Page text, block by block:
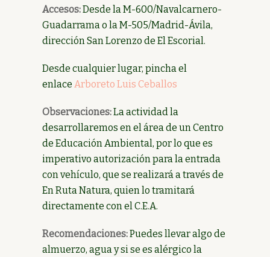
Accesos:Desde la M-600/Navalcarnero-
Guadarrama o la M-505/Madrid-Ávila,
dirección San Lorenzo de El Escorial.
Desde cualquier lugar, pincha el
enlace Arboreto Luis Ceballos
Observaciones:La actividad la
desarrollaremos en el área de un Centro
de Educación Ambiental, por lo que es
imperativo autorización para la entrada
con vehículo, que se realizará a través de
En Ruta Natura, quien lo tramitará
directamente con el C.E.A.
Recomendaciones:Puedes llevar algo de
almuerzo, agua y si se es alérgico la